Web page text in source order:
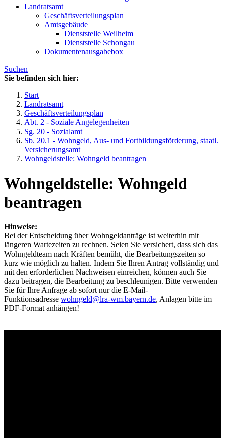
Landratsamt
Geschäftsverteilungsplan
Amtsgebäude
Dienststelle Weilheim
Dienststelle Schongau
Dokumentenausgabebox
Suchen
Sie befinden sich hier:
Start
Landratsamt
Geschäftsverteilungsplan
Abt. 2 - Soziale Angelegenheiten
Sg. 20 - Sozialamt
Sb. 20.1 - Wohngeld, Aus- und Fortbildungsförderung, staatl.
Versicherungsamt
Wohngeldstelle: Wohngeld beantragen
Wohngeldstelle: Wohngeld
beantragen
Hinweise:
Bei der Entscheidung über Wohngeldanträge ist weiterhin mit
längeren Wartezeiten zu rechnen. Seien Sie versichert, dass sich das
Wohngeldteam nach Kräften bemüht, die Bearbeitungszeiten so
kurz wie möglich zu halten. Indem Sie Ihren Antrag vollständig und
mit den erforderlichen Nachweisen einreichen, können auch Sie
dazu beitragen, die Bearbeitung zu beschleunigen. Bitte verwenden
Sie für Ihre Anfrage ab sofort nur die E-Mail-
Funktionsadresse wohngeld@lra-wm.bayern.de, Anlagen bitte im
PDF-Format anhängen!